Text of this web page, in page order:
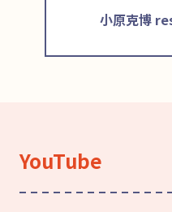
小原克博
YouTube